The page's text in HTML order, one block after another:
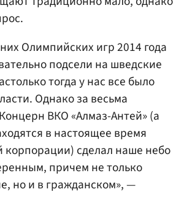
Олимпийских игр 2014 года
подсели на шведские
тогда у нас все было
Однако за весьма
ВКО «Алмаз-Антей» (а
в настоящее время
корпорации) сделал наше небо
причем не только
но и в гражданском», —